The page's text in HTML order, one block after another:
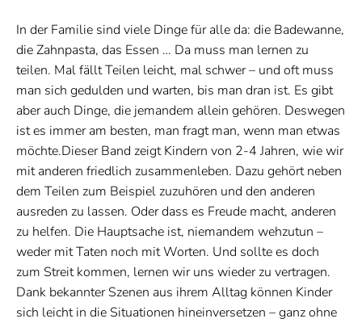
In der Familie sind viele Dinge für alle da: die Badewanne,
die Zahnpasta, das Essen … Da muss man lernen zu
teilen. Mal fällt Teilen leicht, mal schwer – und oft muss
man sich gedulden und warten, bis man dran ist. Es gibt
aber auch Dinge, die jemandem allein gehören. Deswegen
ist es immer am besten, man fragt man, wenn man etwas
möchte.Dieser Band zeigt Kindern von 2-4 Jahren, wie wir
mit anderen friedlich zusammenleben. Dazu gehört neben
dem Teilen zum Beispiel zuzuhören und den anderen
ausreden zu lassen. Oder dass es Freude macht, anderen
zu helfen. Die Hauptsache ist, niemandem wehzutun –
weder mit Taten noch mit Worten. Und sollte es doch
zum Streit kommen, lernen wir uns wieder zu vertragen.
Dank bekannter Szenen aus ihrem Alltag können Kinder
sich leicht in die Situationen hineinversetzen – ganz ohne